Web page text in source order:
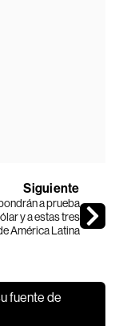
Siguiente
a prueba
y a estas tres
América Latina
fuente de